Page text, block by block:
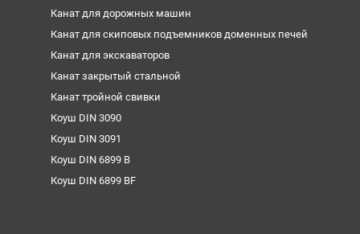
Канат для дорожных машин
Канат для скиповых подъемников доменных печей
Канат для экскаваторов
Канат закрытый стальной
Канат тройной свивки
Коуш DIN 3090
Коуш DIN 3091
Коуш DIN 6899 B
Коуш DIN 6899 BF